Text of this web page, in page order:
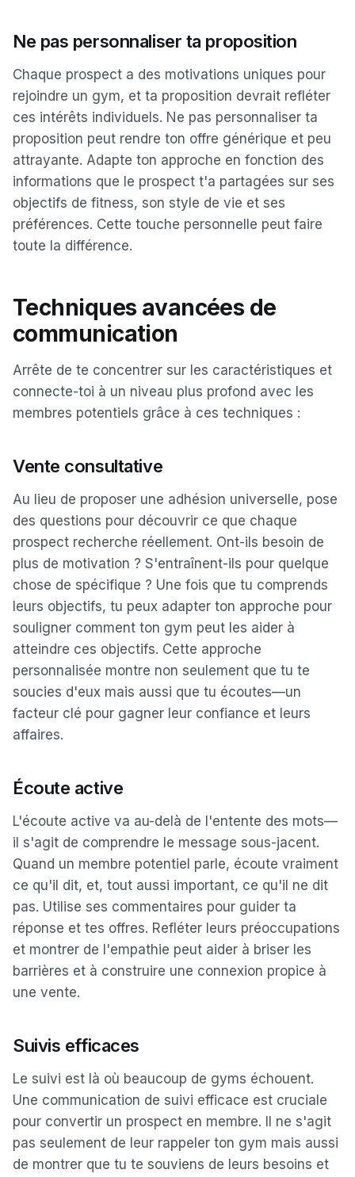
Ne pas personnaliser ta proposition
Chaque prospect a des motivations uniques pour
rejoindre un gym, et ta proposition devrait refléter
ces intérêts individuels. Ne pas personnaliser ta
proposition peut rendre ton offre générique et peu
attrayante. Adapte ton approche en fonction des
informations que le prospect t'a partagées sur ses
objectifs de fitness, son style de vie et ses
préférences. Cette touche personnelle peut faire
toute la différence.
Techniques avancées de
communication
Arrête de te concentrer sur les caractéristiques et
connecte-toi à un niveau plus profond avec les
membres potentiels grâce à ces techniques :
Vente consultative
Au lieu de proposer une adhésion universelle, pose
des questions pour découvrir ce que chaque
prospect recherche réellement. Ont-ils besoin de
plus de motivation ? S'entraînent-ils pour quelque
chose de spécifique ? Une fois que tu comprends
leurs objectifs, tu peux adapter ton approche pour
souligner comment ton gym peut les aider à
atteindre ces objectifs. Cette approche
personnalisée montre non seulement que tu te
soucies d'eux mais aussi que tu écoutes—un
facteur clé pour gagner leur confiance et leurs
affaires.
Écoute active
L'écoute active va au-delà de l'entente des mots—
il s'agit de comprendre le message sous-jacent.
Quand un membre potentiel parle, écoute vraiment
ce qu'il dit, et, tout aussi important, ce qu'il ne dit
pas. Utilise ses commentaires pour guider ta
réponse et tes offres. Refléter leurs préoccupations
et montrer de l'empathie peut aider à briser les
barrières et à construire une connexion propice à
une vente.
Suivis efficaces
Le suivi est là où beaucoup de gyms échouent.
Une communication de suivi efficace est cruciale
pour convertir un prospect en membre. Il ne s'agit
pas seulement de leur rappeler ton gym mais aussi
de montrer que tu te souviens de leurs besoins et